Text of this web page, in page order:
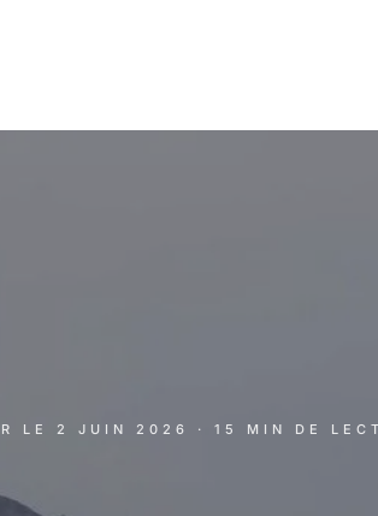
LE 2 JUIN 2026 · 15 MIN DE